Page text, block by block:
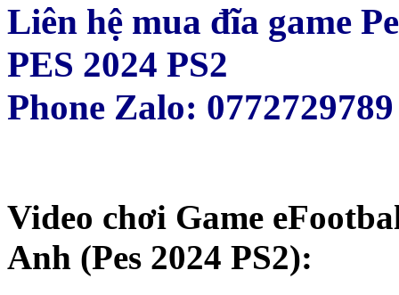
Liên hệ mua đĩa game
PES 2024 PS2
Phone Zalo:
Video chơi Game
Anh (Pes 2024 PS2):